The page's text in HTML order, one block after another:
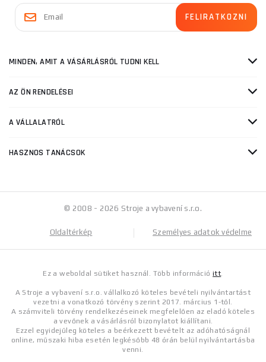
MINDEN, AMIT A VÁSÁRLÁSRÓL TUDNI KELL
AZ ÖN RENDELÉSEI
A VÁLLALATRÓL
HASZNOS TANÁCSOK
© 2008 - 2026 Stroje a vybavení s.r.o.
Oldaltérkép Személyes adatok védelme
Ez a weboldal sütiket használ. Több információitt.
A Stroje a vybavení s.r.o. vállalkozó köteles bevételi nyilvántartást
vezetni a vonatkozó törvény szerint 2017. március 1-től.
A számviteli törvény rendelkezéseinek megfelelően az eladó köteles
a vevőnek a vásárlásról bizonylatot kiállítani.
Ezzel egyidejűleg köteles a beérkezett bevételt az adóhatóságnál
online, műszaki hiba esetén legkésőbb 48 órán belül nyilvántartásba
venni.